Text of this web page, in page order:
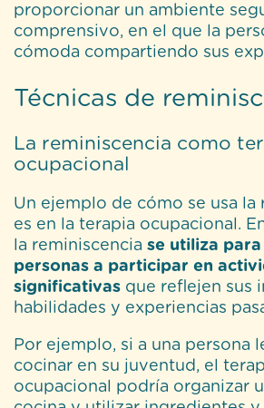
proporcionar un ambiente
comprensivo, en el que la
cómoda compartiendo sus
Técnicas de
La reminiscencia como
ocupacional
Un ejemplo de cómo se usa la
es en la terapia ocupacional.
la reminiscencia se utiliza
personas a participar en
significativas que reflejen sus
habilidades y experiencias
Por ejemplo, si a una persona
cocinar en su juventud, el
ocupacional podría organizar